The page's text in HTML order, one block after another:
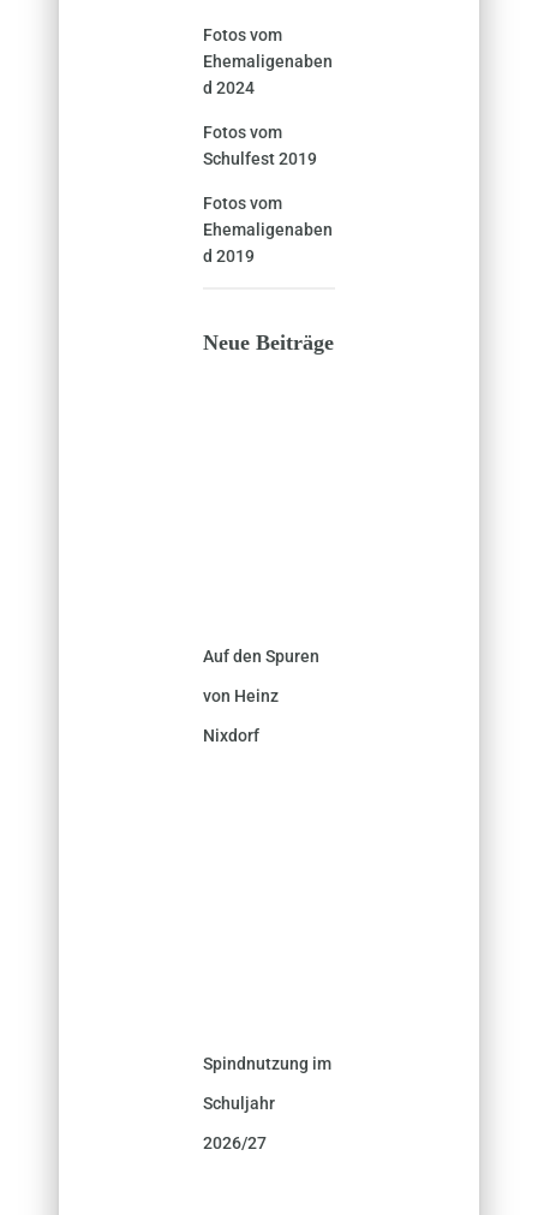
Fotos vom
Ehemaligenaben
d 2024
Fotos vom
Schulfest 2019
Fotos vom
Ehemaligenaben
d 2019
Neue Beiträge
Auf den Spuren
von Heinz
Nixdorf
Spindnutzung im
Schuljahr
2026/27